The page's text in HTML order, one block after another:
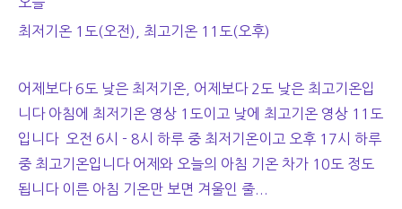
최저기온 1도(오전), 최고기온 11도(오후)
어제보다 6도 낮은 최저기온, 어제보다 2도 낮은 최고기온입
니다 아침에 최저기온 영상 1도이고 낮에 최고기온 영상 11도
입니다 오전 6시 - 8시 하루 중 최저기온이고 오후 17시 하루
중 최고기온입니다 어제와 오늘의 아침 기온 차가 10도 정도
됩니다 이른 아침 기온만 보면 겨울인 줄...